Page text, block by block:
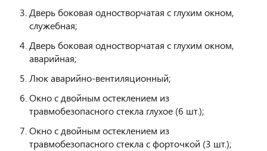
Дверь боковая одностворчатая с глухим окном,
служебная;
Дверь боковая одностворчатая с глухим окном,
аварийная;
Люк аварийно-вентиляционный;
Окно с двойным остеклением из
травмобезопасного стекла глухое (6 шт.);
Окно с двойным остеклением из
травмобезопасного стекла с форточкой (3 шт.);